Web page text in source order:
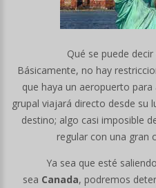
Qué se puede
Básicamente, no hay
que haya un aeropuerto
grupal viajará directo desde su
destino; algo casi imposible
regular con una gran
Ya sea que esté
sea Canada, podremos